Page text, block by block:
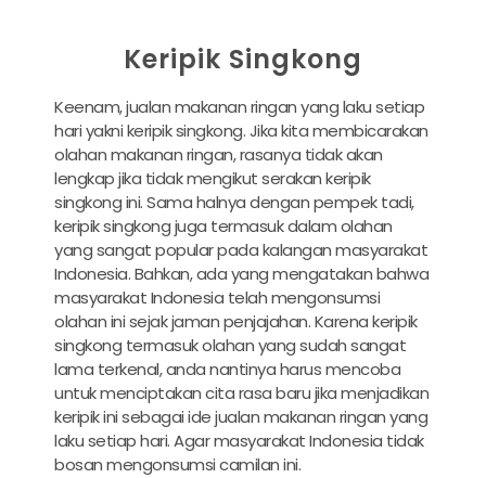
Keripik Singkong
Keenam, jualan makanan ringan yang laku setiap
hari yakni keripik singkong. Jika kita membicarakan
olahan makanan ringan, rasanya tidak akan
lengkap jika tidak mengikut serakan keripik
singkong ini. Sama halnya dengan pempek tadi,
keripik singkong juga termasuk dalam olahan
yang sangat popular pada kalangan masyarakat
Indonesia. Bahkan, ada yang mengatakan bahwa
masyarakat Indonesia telah mengonsumsi
olahan ini sejak jaman penjajahan. Karena keripik
singkong termasuk olahan yang sudah sangat
lama terkenal, anda nantinya harus mencoba
untuk menciptakan cita rasa baru jika menjadikan
keripik ini sebagai ide jualan makanan ringan yang
laku setiap hari. Agar masyarakat Indonesia tidak
bosan mengonsumsi camilan ini.